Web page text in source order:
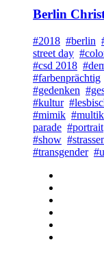
Berlin
#2018 #berlin
street day
#csd 2018
#farbenprächtig
#gedenken
#kultur
#mimik
parade #portrait
#show
#transgender